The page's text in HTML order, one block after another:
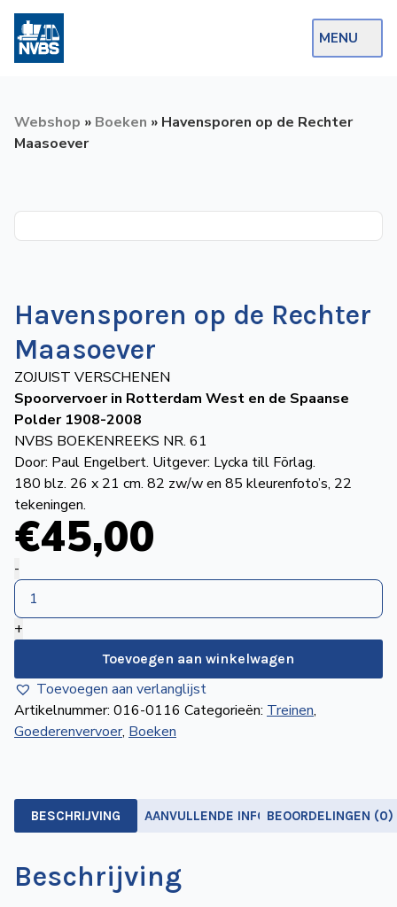
MENU
Op de Rails
Afdelingen
Ons
aanbod
Over
de
NVBS
Wegwijzer
Mijn
NVBS
Webshop » Boeken » Havensporen op de Rechter
Maasoever
Havensporen op de Rechter
Maasoever
ZOJUIST VERSCHENEN
Spoorvervoer in Rotterdam West en de Spaanse
Polder 1908-2008
NVBS BOEKENREEKS NR. 61
Door: Paul Engelbert. Uitgever: Lycka till Förlag.
180 blz. 26 x 21 cm. 82 zw/w en 85 kleurenfoto’s, 22
tekeningen.
€45,00
Havensporen
op
de
Rechter
aantal
-
+
Toevoegen aan winkelwagen
Toevoegen aan verlanglijst
Artikelnummer: 016-0116 Categorieën: Treinen,
Goederenvervoer, Boeken
BESCHRIJVING AANVULLENDE INFORMATIEBEOORDELINGEN (0)
Beschrijving